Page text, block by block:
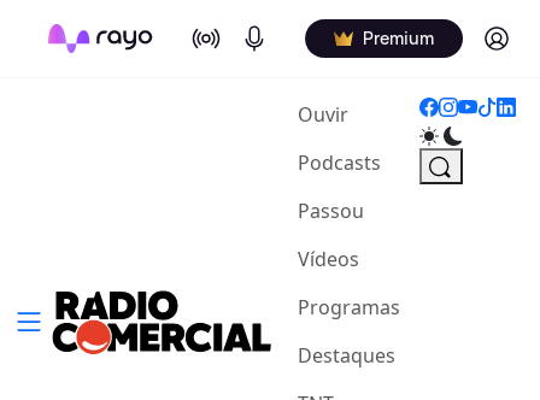
On Air Podcasts Premium Log in
Ouvir(current)
Podcasts
Passou
Vídeos
Programas
Destaques